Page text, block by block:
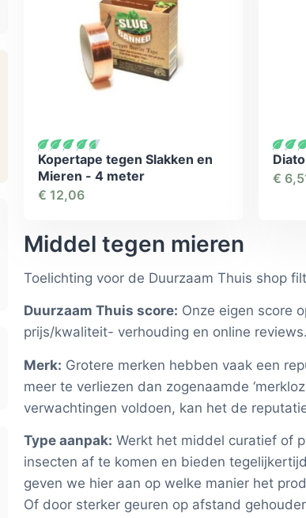
Kopertape tegen Slakken en
Mieren - 4 meter
€ 12,06
€
Middel tegen mieren
Toelichting voor de Duurzaam Thuis shop
Duurzaam Thuis score: Onze eigen score
prijs/kwaliteit- verhouding en online reviews.
Merk: Grotere merken hebben vaak een
meer te verliezen dan zogenaamde
verwachtingen voldoen, kan het de
Type aanpak: Werkt het middel curatief of
insecten af te komen en bieden
geven we hier aan op welke manier het
Of door sterker geuren op afstand